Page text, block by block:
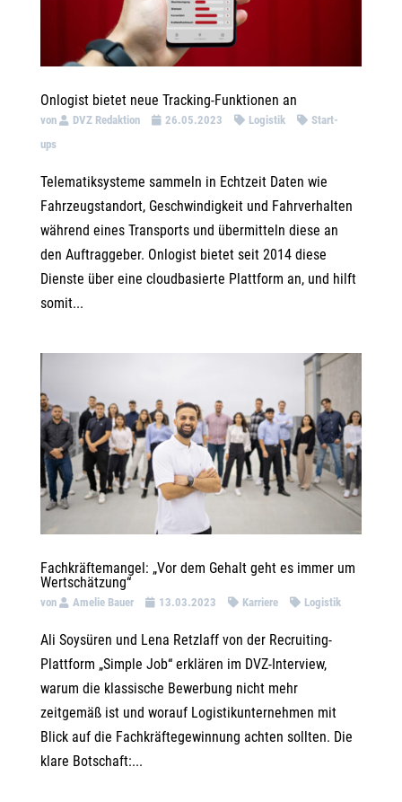
Onlogist bietet neue Tracking-Funktionen an
von DVZ Redaktion 26.05.2023 Logistik
Start-
ups
Telematiksysteme sammeln in Echtzeit Daten wie
Fahrzeugstandort, Geschwindigkeit und Fahrverhalten
während eines Transports und übermitteln diese an
den Auftraggeber. Onlogist bietet seit 2014 diese
Dienste über eine cloudbasierte Plattform an, und hilft
somit...
Fachkräftemangel: „Vor dem Gehalt geht es immer um
Wertschätzung“
von Amelie Bauer 13.03.2023 Karriere Logistik
Ali Soysüren und Lena Retzlaff von der Recruiting-
Plattform „Simple Job“ erklären im DVZ-Interview,
warum die klassische Bewerbung nicht mehr
zeitgemäß ist und worauf Logistikunternehmen mit
Blick auf die Fachkräftegewinnung achten sollten. Die
klare Botschaft:...